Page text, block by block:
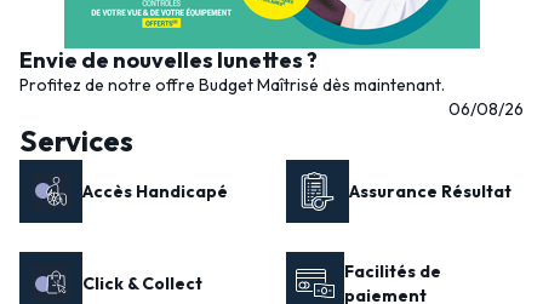
Envie de nouvelles lunettes ?
Profitez de notre offre Budget Maîtrisé dès maintenant.
06/08/26
Services
Accès Handicapé Assurance Résultat
Click & Collect
Facilités de
paiement